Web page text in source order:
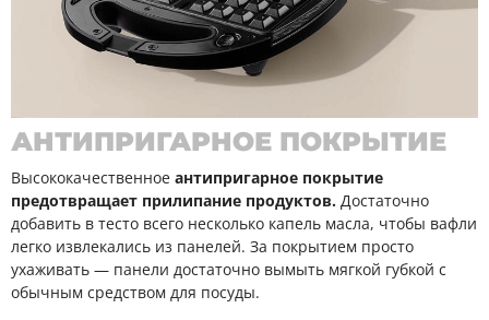
АНТИПРИГАРНОЕ ПОКРЫТИЕ
Высококачественное антипригарное покрытие
предотвращает прилипание продуктов. Достаточно
добавить в тесто всего несколько капель масла, чтобы вафли
легко извлекались из панелей. За покрытием просто
ухаживать — панели достаточно вымыть мягкой губкой с
обычным средством для посуды.